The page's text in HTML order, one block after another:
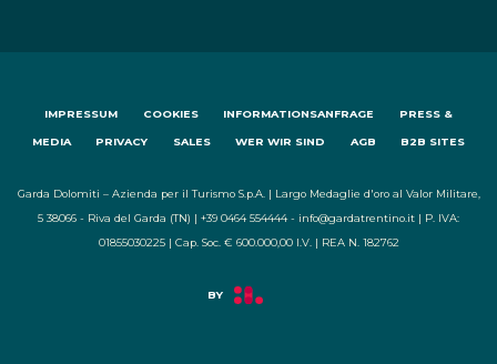
IMPRESSUM COOKIES INFORMATIONSANFRAGE PRESS &
MEDIA PRIVACY SALES WER WIR SIND AGB B2B SITES
Garda Dolomiti – Azienda per il Turismo S.p.A. | Largo Medaglie d'oro al Valor Militare,
5 38066 - Riva del Garda (TN) | +39 0464 554444 - info@gardatrentino.it | P. IVA:
01855030225 | Cap. Soc. € 600.000,00 I.V. | REA N. 182762